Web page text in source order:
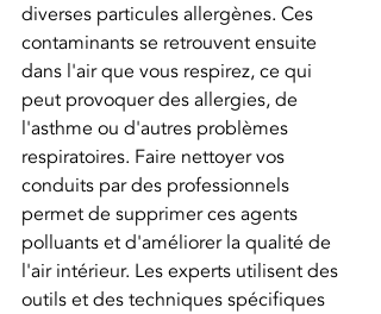
diverses particules allergènes. Ces
contaminants se retrouvent ensuite
dans l'air que vous respirez, ce qui
peut provoquer des allergies, de
l'asthme ou d'autres problèmes
respiratoires. Faire nettoyer vos
conduits par des professionnels
permet de supprimer ces agents
polluants et d'améliorer la qualité de
l'air intérieur. Les experts utilisent des
outils et des techniques spécifiques